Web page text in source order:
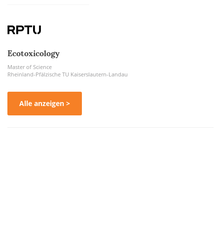
Ecotoxicology
Master of Science
Rheinland-Pfälzische TU Kaiserslautern-Landau
Alle anzeigen >